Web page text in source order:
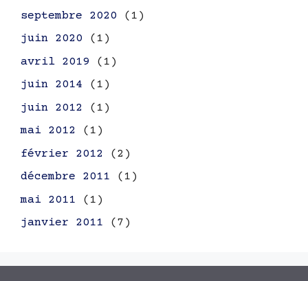
septembre 2020 (1)
juin 2020 (1)
avril 2019 (1)
juin 2014 (1)
juin 2012
(1)
mai 2012
(1)
février 2012
(2)
décembre 2011 (1)
mai 2011 (1)
janvier 2011 (7)